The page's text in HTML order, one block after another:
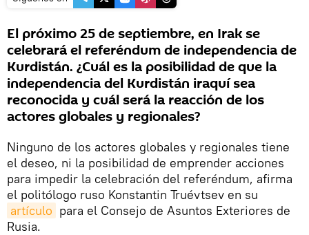
El próximo 25 de septiembre, en Irak se
celebrará el referéndum de independencia de
Kurdistán. ¿Cuál es la posibilidad de que la
independencia del Kurdistán iraquí sea
reconocida y cuál será la reacción de los
actores globales y regionales?
Ninguno de los actores globales y regionales tiene
el deseo, ni la posibilidad de emprender acciones
para impedir la celebración del referéndum, afirma
el politólogo ruso Konstantin Truévtsev en su
artículo para el Consejo de Asuntos Exteriores de
Rusia.